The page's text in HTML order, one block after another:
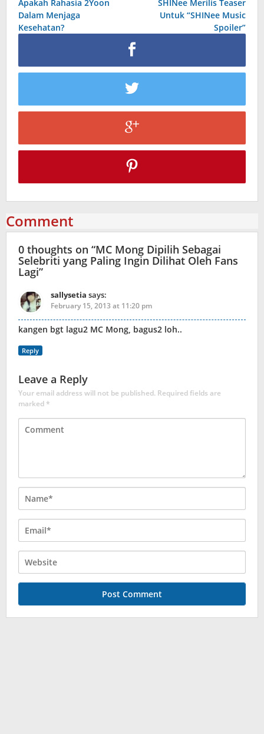
navigation
Apakah Rahasia 2Yoon
Dalam Menjaga
Kesehatan?
SHINee Merilis Teaser
Untuk “SHINee Music
Spoiler”
Comment
0 thoughts on “MC Mong Dipilih Sebagai
Selebriti yang Paling Ingin Dilihat Oleh Fans
Lagi”
sallysetia says:
February 15, 2013 at 11:20 pm
kangen bgt lagu2 MC Mong, bagus2 loh..
Reply
Leave a Reply
Your email address will not be published. Required fields are
marked*